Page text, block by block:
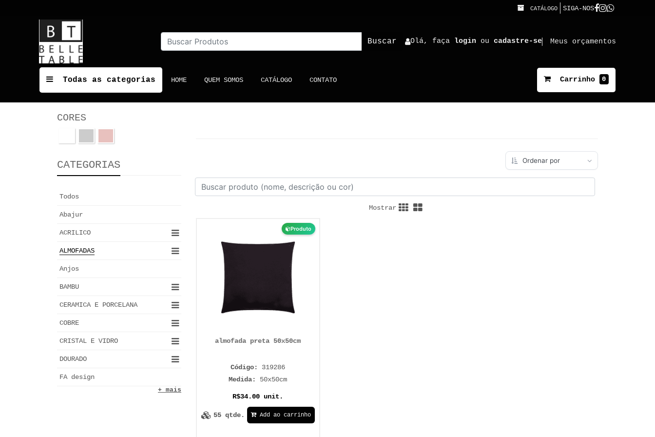
CATÁLOGO SIGA-NOS
Buscar Olá, faça login ou cadastre-se Meus orçamentos
Todas as categorias HOME(CURRENT)QUEM SOMOS CATÁLOGO CONTATO Carrinho 0
CORES
CATEGORIAS
Todos
Abajur
ACRILICO
ALMOFADAS
Anjos
BAMBU
CERAMICA E PORCELANA
COBRE
CRISTAL E VIDRO
DOURADO
FA design
+ mais
Mostrar
Produto
almofada preta 50x50cm
Código: 319286
Medida: 50x50cm
R$34.00 unit.
55 qtde. Add ao carrinho